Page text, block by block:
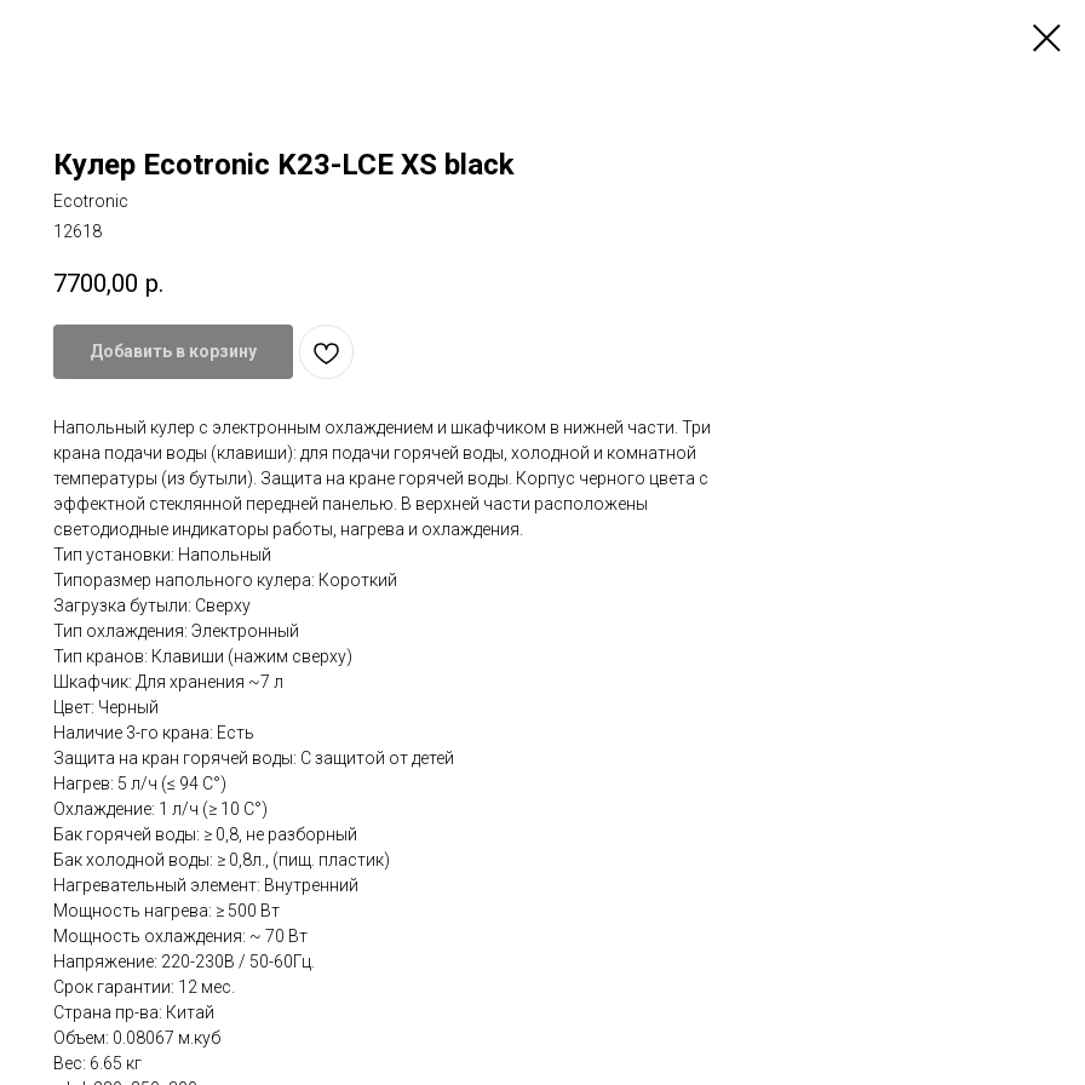
Кулер Ecotronic K23-LCE XS black
Ecotronic
12618
7700,00 р.
Добавить в корзину
Напольный кулер с электронным охлаждением и шкафчиком в нижней части. Три
крана подачи воды (клавиши): для подачи горячей воды, холодной и комнатной
температуры (из бутыли). Защита на кране горячей воды. Корпус черного цвета с
эффектной стеклянной передней панелью. В верхней части расположены
светодиодные индикаторы работы, нагрева и охлаждения.
Тип установки: Напольный
Типоразмер напольного кулера: Короткий
Загрузка бутыли: Сверху
Тип охлаждения: Электронный
Тип кранов: Клавиши (нажим сверху)
Шкафчик: Для хранения ~7 л
Цвет: Черный
Наличие 3-го крана: Есть
Защита на кран горячей воды: С защитой от детей
Нагрев: 5 л/ч (≤ 94 C°)
Охлаждение: 1 л/ч (≥ 10 C°)
Бак горячей воды: ≥ 0,8, не разборный
Бак холодной воды: ≥ 0,8л., (пищ. пластик)
Нагревательный элемент: Внутренний
Мощность нагрева: ≥ 500 Вт
Мощность охлаждения: ~ 70 Вт
Напряжение: 220-230В / 50-60Гц.
Срок гарантии: 12 мес.
Страна пр-ва: Китай
Объем: 0.08067 м.куб
Вес: 6.65 кг